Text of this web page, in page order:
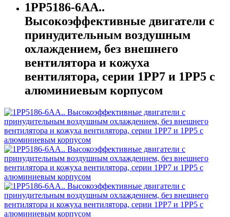
1PP5186-6AA..
Высокоэффективные двигатели с
принудительным воздушным
охлаждением, без внешнего
вентилятора и кожуха
вентилятора, серии 1PP7 и 1PP5 с
алюминиевым корпусом